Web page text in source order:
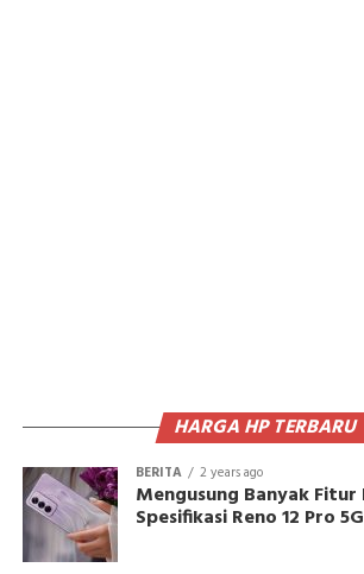
HARGA HP TERBARU
BERITA 2 years ago
Mengusung Banyak
Spesifikasi Reno 12 Pro 5G